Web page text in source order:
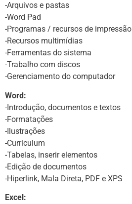
-Arquivos e pastas
-Word Pad
-Programas / recursos de impressão
-Recursos multimídias
-Ferramentas do sistema
-Trabalho com discos
-Gerenciamento do computador
Word:
-Introdução, documentos e textos
-Formatações
-Ilustrações
-Curriculum
-Tabelas, inserir elementos
-Edição de documentos
-Hiperlink, Mala Direta, PDF e XPS
Excel: